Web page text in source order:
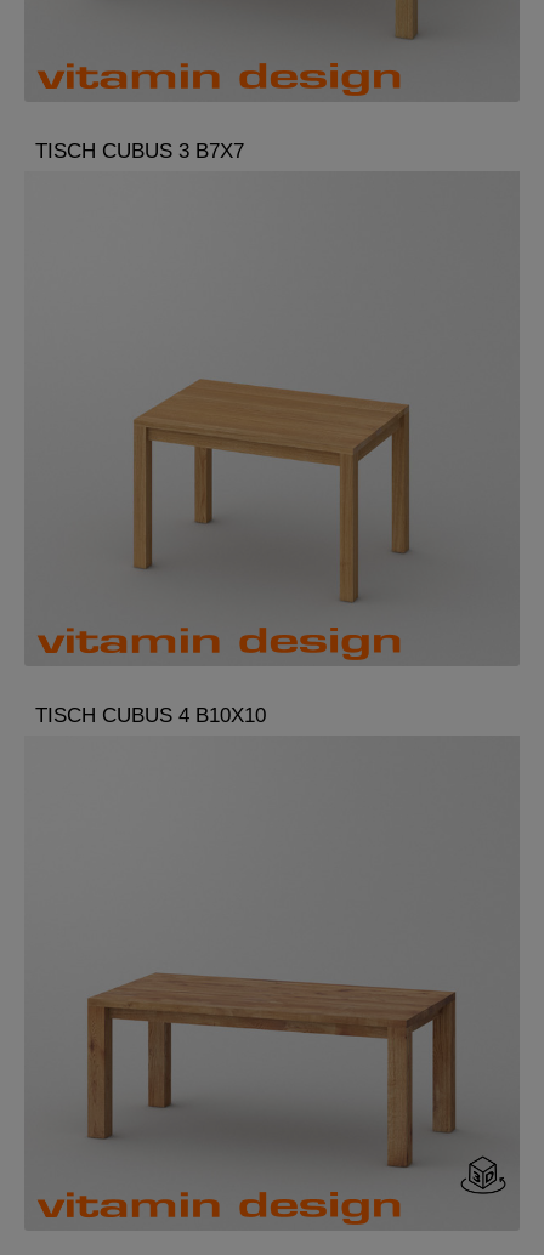
TISCH CUBUS 3 B7X7
TISCH CUBUS 4 B10X10